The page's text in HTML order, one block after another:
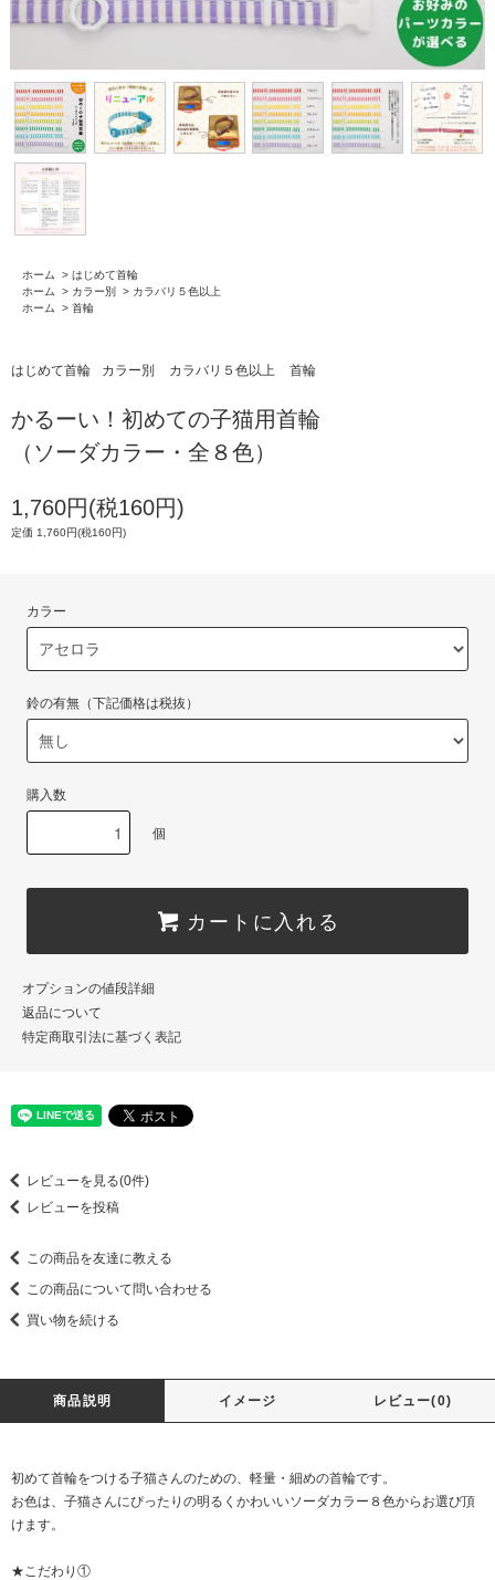
ホーム > はじめて首輪
ホーム
> カラー別 > カラバリ５色以上
ホーム
> 首輪
はじめて首輪 カラー別 カラバリ５色以上 首輪
かるーい！初めての子猫用首輪
（ソーダカラー・全８色）
1,760円(税160円)
定価 1,760円(税160円)
カラー
鈴の有無（下記価格は税抜）
購入数
個
カートに入れる
オプションの値段詳細
返品について
特定商取引法に基づく表記
レビューを見る(0件)
レビューを投稿
この商品を友達に教える
この商品について問い合わせる
買い物を続ける
商品説明 イメージ レビュー(0)
初めて首輪をつける子猫さんのための、軽量・細めの首輪です。
お色は、子猫さんにぴったりの明るくかわいいソーダカラー８色からお選び頂
けます。
★こだわり①